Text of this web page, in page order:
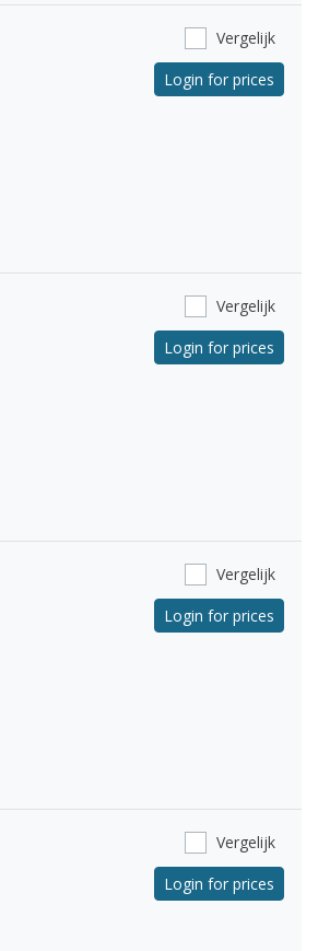
Vergelijk
Login for prices
Vergelijk
Login for prices
Vergelijk
Login for prices
Vergelijk
Login for prices